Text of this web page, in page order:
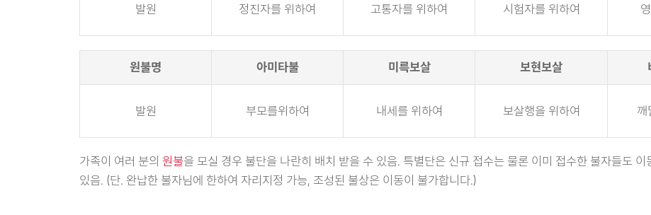
발원 정진자를 위하여 고통자를 위하여 시험자를 위하여
원불명 아미타불 미륵보살 보현보살
발원 부모를위하여 내세를 위하여 보살행을 위하여 깨
가족이 여러 분의 원불을 모실 경우 불단을 나란히 배치 받을 수 있음. 특별단은 신규 접수는 물론 이미 접수한 불자들도
있음. (단. 완납한 불자님에 한하여 자리지정 가능, 조성된 불상은 이동이 불가합니다.)